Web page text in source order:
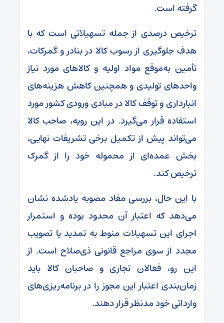
گرفته است.
ترخیص درصدی از جمله تسهیلاتی است که با
هدف جلوگیری از رسوب کالا در بنادر و گمرکات،
تأمین به‌موقع مواد اولیه و کالاهای مورد نیاز
واحدهای تولیدی و همچنین کاهش هزینه‌های
انبارداری و توقف کالا در مبادی ورودی کشور مورد
استفاده قرار می‌گیرد. در این رویه، صاحب کالا
می‌تواند پیش از تکمیل برخی تشریفات نهایی،
بخش عمده‌ای از محموله خود را از گمرک
ترخیص کند.
با این حال، بررسی مفاد مصوبه یادشده نشان
می‌دهد که اعتبار آن محدود بوده و استمرار
اجرای این تسهیلات منوط به تمدید یا تصویب
مجدد از سوی مراجع قانونی ذی‌صلاح است. از
این رو، فعالان تجاری و صاحبان کالا باید
زمان‌بندی اعتبار این مجوز را در برنامه‌ریزی‌های
وارداتی خود مدنظر قرار دهند.